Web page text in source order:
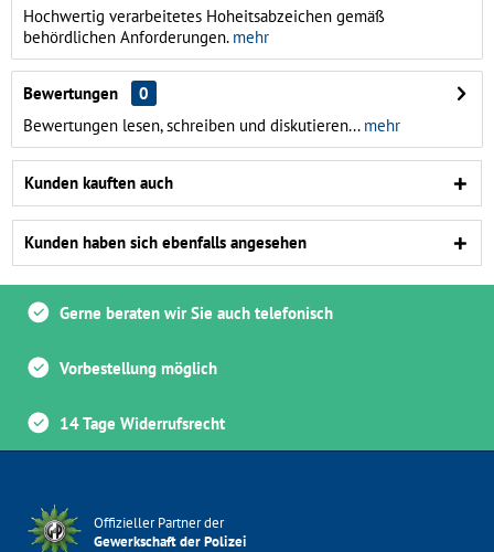
Hochwertig verarbeitetes Hoheitsabzeichen gemäß
behördlichen Anforderungen. mehr
Bewertungen
0
Bewertungen lesen, schreiben und diskutieren...mehr
Kunden kauften auch
Kunden haben sich ebenfalls angesehen
Gerne beraten wir Sie auch telefonisch
Vorbestellung möglich
14 Tage Widerrufsrecht
Offizieller Partner der
Gewerkschaft der Polizei